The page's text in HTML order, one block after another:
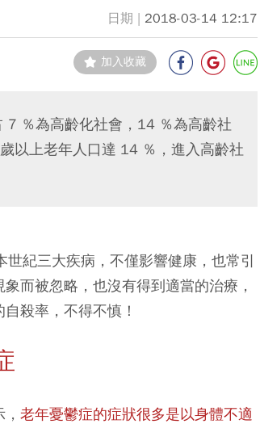
2018-03-14 12:17
加入收藏
7 ％為高齡化社會，14 ％為高齡社
以上老年人口達 14 ％，進入高齡社
紀三大疾病，不僅影響健康，也常引
而被忽略，也沒有得到適當的治療，
殺率，不得不慎！
老年憂鬱症的症狀很多是以身體不適